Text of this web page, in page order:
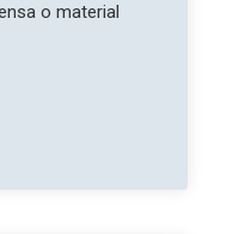
o material